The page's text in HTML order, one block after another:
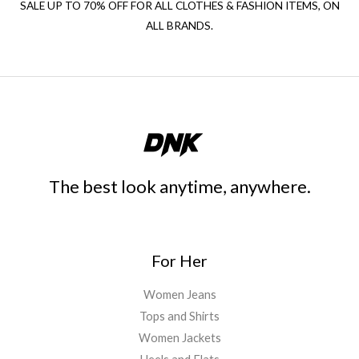
SALE UP TO 70% OFF FOR ALL CLOTHES & FASHION ITEMS, ON
ALL BRANDS.
The best look anytime, anywhere.
For Her
Women Jeans
Tops and Shirts
Women Jackets